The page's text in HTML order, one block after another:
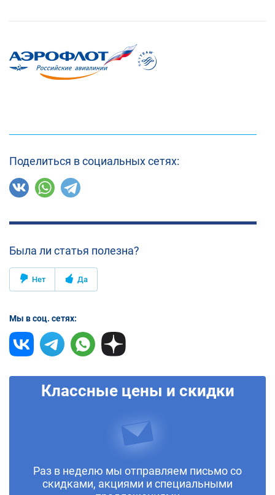
Поделиться в социальных сетях:
Была ли статья полезна?
Нет Да
Мы в соц. сетях:
Классные цены и скидки
Раз в неделю мы отправляем письмо со
скидками, акциями и специальными